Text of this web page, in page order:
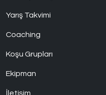
Yarış Takvimi
Coaching
Koşu Grupları
Ekipman
İletişim